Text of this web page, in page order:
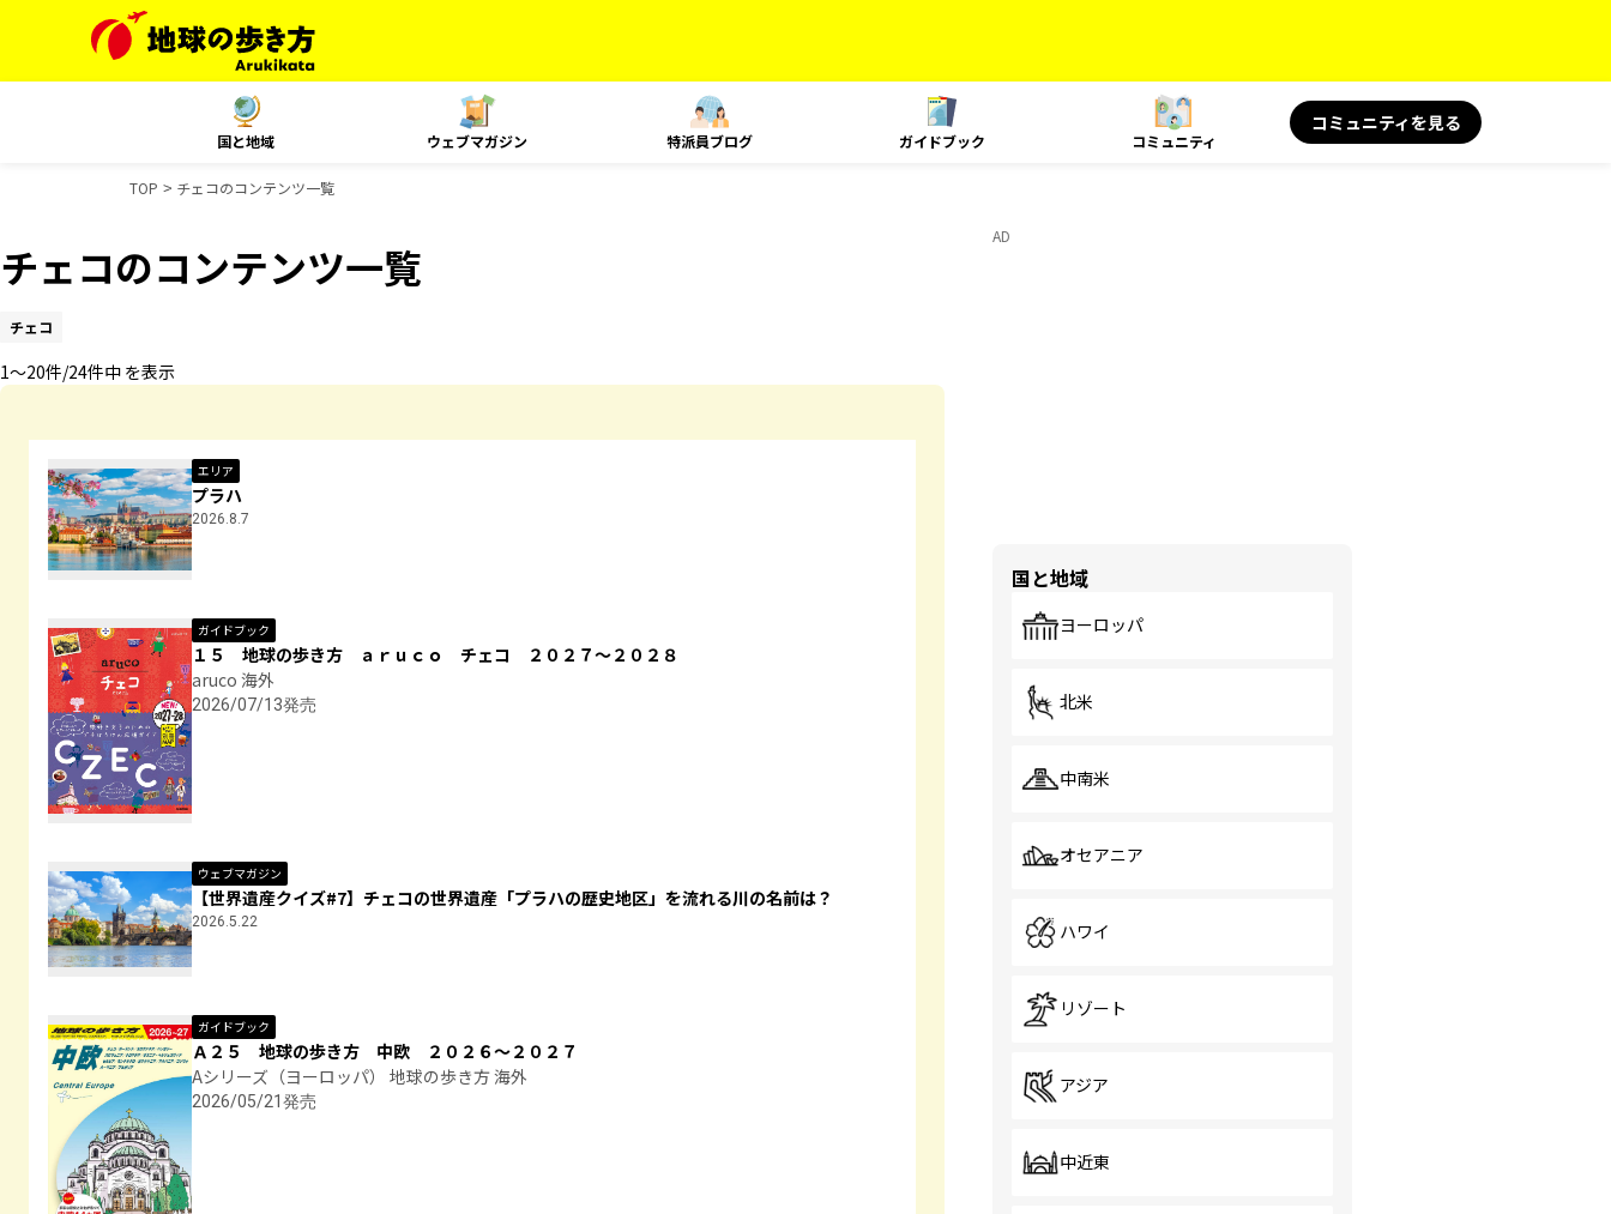
国と地域 ウェブマガジン 特派員ブログ ガイドブック コミュニティ
コミュニティを見る
TOP チェコのコンテンツ一覧
チェコのコンテンツ一覧
チェコ
1〜20件/24件中 を表示
エリア
プラハ
2026.8.7
ガイドブック
１５ 地球の歩き方 ａｒｕｃｏ チェコ ２０２７～２０２８
aruco 海外
2026/07/13発売
ウェブマガジン
【世界遺産クイズ#7】チェコの世界遺産「プラハの歴史地区」を流れる川の名前は？
2026.5.22
ガイドブック
Ａ２５ 地球の歩き方 中欧 ２０２６～２０２７
Aシリーズ（ヨーロッパ） 地球の歩き方 海外
2026/05/21発売
AD
国と地域
ヨーロッパ
北米
中南米
オセアニア
ハワイ
リゾート
アジア
中近東